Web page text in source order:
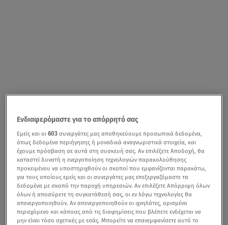
Ενδιαφερόμαστε για το απόρρητό σας
Εμείς και οι603 συνεργάτες μας αποθηκεύουμε προσωπικά δεδομένα,
όπως δεδομένα περιήγησης ή μοναδικά αναγνωριστικά στοιχεία, και
έχουμε πρόσβαση σε αυτά στη συσκευή σας. Αν επιλέξετε Αποδοχή, θα
καταστεί δυνατή η ενεργοποίηση τεχνολογιών παρακολούθησης
προκειμένου να υποστηριχθούν οι σκοποί που εμφανίζονται παρακάτω,
για τους οποίους εμείς και οι συνεργάτες μας επεξεργαζόμαστε τα
δεδομένα με σκοπό την παροχή υπηρεσιών. Αν επιλέξετε Απόρριψη όλων
όλων ή αποσύρετε τη συγκατάθεσή σας, οι εν λόγω τεχνολογίες θα
απενεργοποιηθούν. Αν απενεργοποιηθούν οι ιχνηλάτες, ορισμένο
περιεχόμενο και κάποιες από τις διαφημίσεις που βλέπετε ενδέχεται να
μην είναι τόσο σχετικές με εσάς. Μπορείτε να επανεμφανίσετε αυτό το